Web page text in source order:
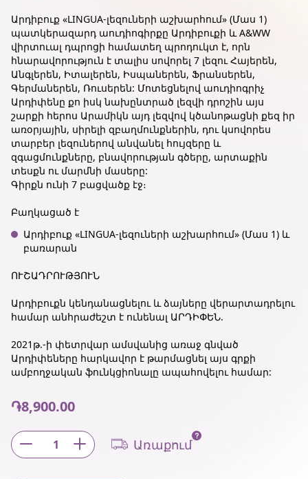
Արդիբուք «LINGUA-լեզուների աշխարհում» (Մաս 1)
պատկերազարդ աուդիոգիրքը Արդիբուքի և A&WW
վիրտուալ դպրոցի համատեղ պրոդուկտ է, որն
հնարավորություն է տալիս սովորել 7 լեզուՀայերեն,
Անգլերեն, Իտալերեն, Իսպաներեն, Ֆրանսերեն,
Գերմաներեն, Ռուսերեն: Մոտեցնելով աուդիոգրիչ
Արդիփենը քո իսկ նախընտրած լեզվի դրոշին այս
շարքի հերոս Արամիկն այդ լեզվով կծանոթացնի քեզ իր
առօրյային, սիրելի զբաղմունքներին, դու կսովորես
տարբեր լեզուներով անվանել հույզերը և
զգացմունքները, բնավորության գծերը, արտաքին
տեսքն ու մարմնի մասերը:
Գիրքն ունի 7 բացվածք էջ։
Բաղկացած է
Արդիբուք «LINGUA-լեզուների աշխարհում» (Մաս 1) և
բառարան
ՈՒՇԱԴՐՈՒԹՅՈՒՆ
Արդիբուքն կենդանացնելու և ձայները վերարտադրելու
համար անհրաժեշտ է ունենալ ԱՐԴԻՓԵՆ.
2021թ.-ի փետրվար ամսվանից առաջ գնված
Արդիփեները հարկավոր է թարմացնել այս գրքի
ամբողջական ֆունկցիոնալը ապահովելու համար:
֏8,900.00
1 Առաքում